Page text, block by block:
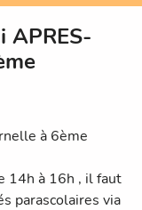
APRES-
à 6ème
14h à 16h , il faut
parascolaires via